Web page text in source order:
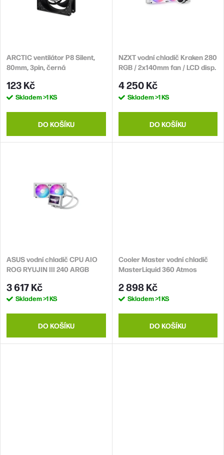
d
u
k
t
o
d
u
k
ů
ARCTIC ventilátor P8 Silent,
80mm, 3pin, černá
123 Kč
Skladem>1 KS
DO KOŠÍKU
NZXT vodní chladič Kraken 280
RGB / 2x140mm fan / LCD disp.
4 250 Kč
Skladem>1 KS
DO KOŠÍKU
ASUS vodní chladič CPU AIO
ROG RYUJIN III 240 ARGB
AM5
3 617 Kč
Skladem>1 KS
DO KOŠÍKU
Cooler Master vodní chladič
MasterLiquid 360 Atmos
AM5, černá
2 898 Kč
Skladem>1 KS
DO KOŠÍKU